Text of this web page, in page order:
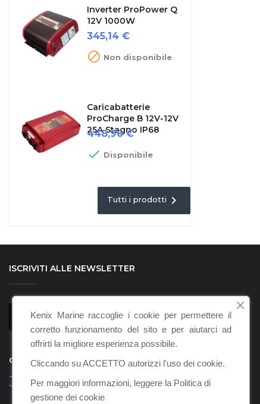
Inverter ProPower Q
12V 1000W
Prezzo
345,14 €
 Non disponibile
Caricabatterie
ProCharge B 12V-12V
25A Stagno IP68
Prezzo
448,96 €
 Disponibile
Tutti i prodotti 
ISCRIVITI ALLE NEWSLETTER
CHIAMACI
347 3607240
Kenix Marine raccoglie i cookie per permettere il
corretto funzionamento del sito e per aiutarci ad
offrirti la migliore esperienza possibile.
Cliccando su ACCETTO autorizzi l'uso dei cookie.
Per maggiori informazioni, leggere la Politica di
gestione dei cookie.